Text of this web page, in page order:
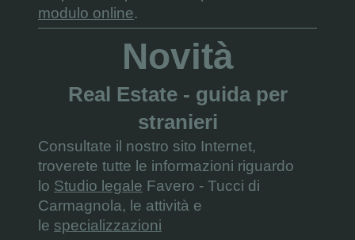
modulo online.
Novità
Real Estate - guida per
stranieri
Consultate il nostro sito Internet,
troverete tutte le informazioni riguardo
lo Studio legale Favero - Tucci di
Carmagnola, le attività e
le specializzazioni